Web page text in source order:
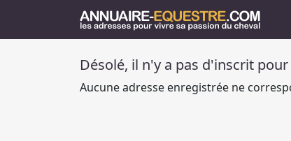
Désolé, il n'y a pas d'inscrit
Aucune adresse enregistrée ne